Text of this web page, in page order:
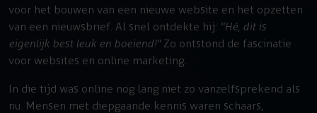
voor het bouwen van een nieuwe website en het opzetten
van een nieuwsbrief. Al snel ontdekte hij: "Hé, dit is
eigenlijk best leuk en boeiend!"Zo ontstond de fascinatie
voor websites en online marketing.
In die tijd was online nog lang niet zo vanzelfsprekend als
nu. Mensen met diepgaande kennis waren schaars,